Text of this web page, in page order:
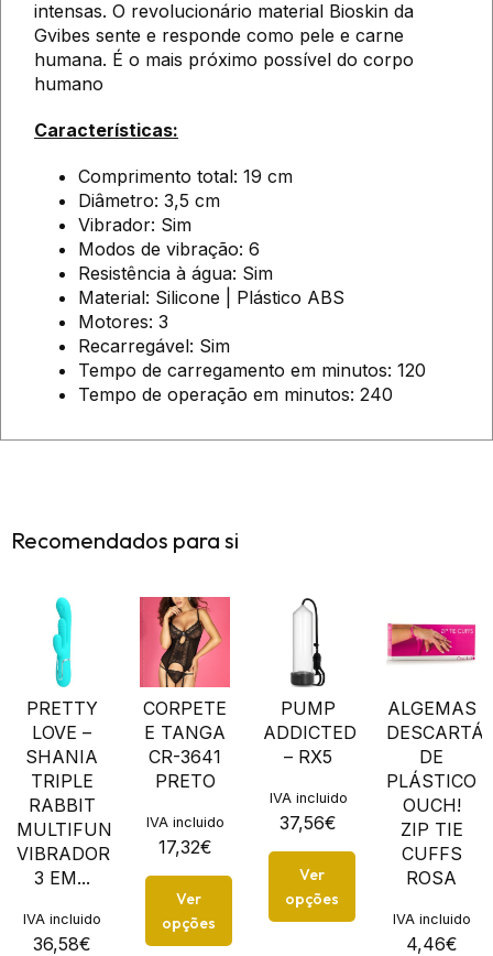
intensas. O revolucionário material Bioskin da
Gvibes sente e responde como pele e carne
humana. É o mais próximo possível do corpo
humano
Características:
Comprimento total: 19 cm
Diâmetro: 3,5 cm
Vibrador: Sim
Modos de vibração: 6
Resistência à água: Sim
Material: Silicone | Plástico ABS
Motores: 3
Recarregável: Sim
Tempo de carregamento em minutos: 120
Tempo de operação em minutos: 240
Recomendados para si
PRETTY
LOVE –
SHANIA
TRIPLE
RABBIT
MULTIFUNCIONAL
VIBRADOR
3 EM...
36,58€
IVA incluido
CORPETE
E TANGA
CR-3641
PRETO
17,32€
IVA incluido
Ver
opções
PUMP
ADDICTED
– RX5
37,56€
IVA incluido
Ver
opções
ALGEMAS
DE
PLÁSTICO
OUCH!
ZIP TIE
CUFFS
ROSA
4,46€
IVA incluido